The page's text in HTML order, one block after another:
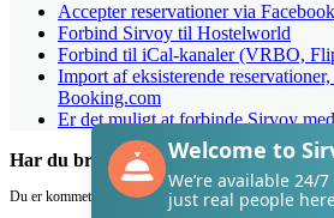
Accepter reservationer via Facebook
Forbind Sirvoy til Hostelworld
Forbind til iCal-kanaler (VRBO,
Import af eksisterende
Booking.com
Er det muligt at forbinde Sirvoy
Har du brug for hjælp med Sirvoy?
Du er kommet til det helt rette sted.